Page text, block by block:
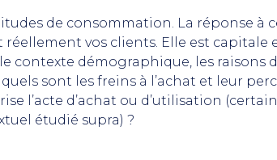
de consommation. La réponse à
vos clients. Elle est capitale
contexte démographique, les raisons
sont les freins à l’achat et leur
l’acte d’achat ou d’utilisation
étudié supra) ?